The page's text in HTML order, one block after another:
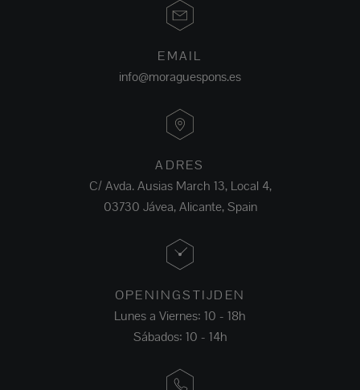
EMAIL
info@moraguespons.es
ADRES
C/ Avda. Ausias March 13, Local 4,
03730 Jávea, Alicante, Spain
OPENINGSTIJDEN
Lunes a Viernes: 10 - 18h
Sábados: 10 - 14h